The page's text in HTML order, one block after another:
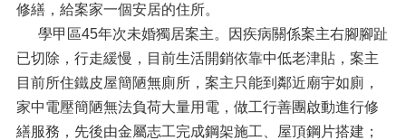
修繕，給案家一個安居的住所。
學甲區45年次未婚獨居案主。因疾病關係案主右腳腳趾
已切除，行走緩慢，目前生活開銷依靠中低老津貼，案主
目前所住鐵皮屋簡陋無廁所，案主只能到鄰近廟宇如廁，
家中電壓簡陋無法負荷大量用電，做工行善團啟動進行修
繕服務，先後由金屬志工完成鋼架施工、屋頂鋼片搭建；